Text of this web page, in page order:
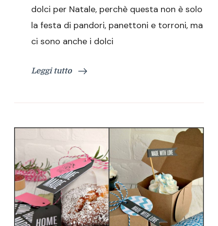
Natale
dolci per Natale, perchè questa non è solo
la festa di pandori, panettoni e torroni, ma
ci sono anche i dolci
Leggi tutto